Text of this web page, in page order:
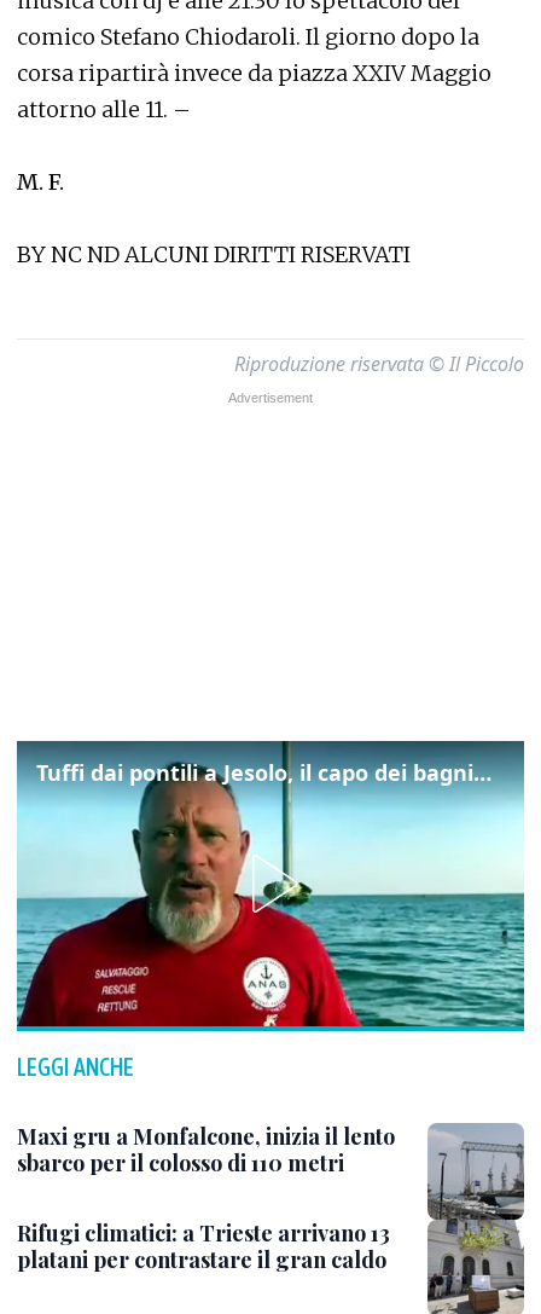
comico Stefano Chiodaroli. Il giorno dopo la
corsa ripartirà invece da piazza XXIV Maggio
attorno alle 11. –
M. F.
BY NC ND ALCUNI DIRITTI RISERVATI
Riproduzione riservata © Il Piccolo
Tuffi dai pontili a Jesolo, il capo dei bagnini: "L'impegno di tutti per evitare altre tragedie"
LEGGI ANCHE
Maxi gru a Monfalcone, inizia il lento
sbarco per il colosso di 110 metri
Rifugi climatici: a Trieste arrivano 13
platani per contrastare il gran caldo